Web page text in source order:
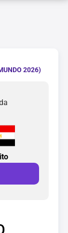
2026)